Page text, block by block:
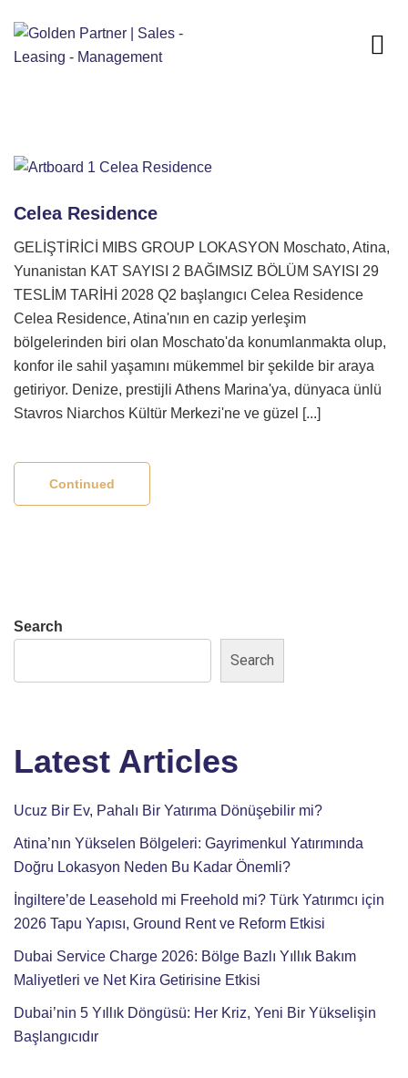
Celea Residence
GELİŞTİRİCİ MIBS GROUP LOKASYON Moschato, Atina,
Yunanistan KAT SAYISI 2 BAĞIMSIZ BÖLÜM SAYISI 29
TESLİM TARİHİ 2028 Q2 başlangıcı Celea Residence
Celea Residence, Atina'nın en cazip yerleşim
bölgelerinden biri olan Moschato'da konumlanmakta olup,
konfor ile sahil yaşamını mükemmel bir şekilde bir araya
getiriyor. Denize, prestijli Athens Marina'ya, dünyaca ünlü
Stavros Niarchos Kültür Merkezi'ne ve güzel [...]
Continued
Search
Search
Latest Articles
Ucuz Bir Ev, Pahalı Bir Yatırıma Dönüşebilir mi?
Atina’nın Yükselen Bölgeleri: Gayrimenkul Yatırımında
Doğru Lokasyon Neden Bu Kadar Önemli?
İngiltere’de Leasehold mi Freehold mi? Türk Yatırımcı için
2026 Tapu Yapısı, Ground Rent ve Reform Etkisi
Dubai Service Charge 2026: Bölge Bazlı Yıllık Bakım
Maliyetleri ve Net Kira Getirisine Etkisi
Dubai’nin 5 Yıllık Döngüsü: Her Kriz, Yeni Bir Yükselişin
Başlangıcıdır